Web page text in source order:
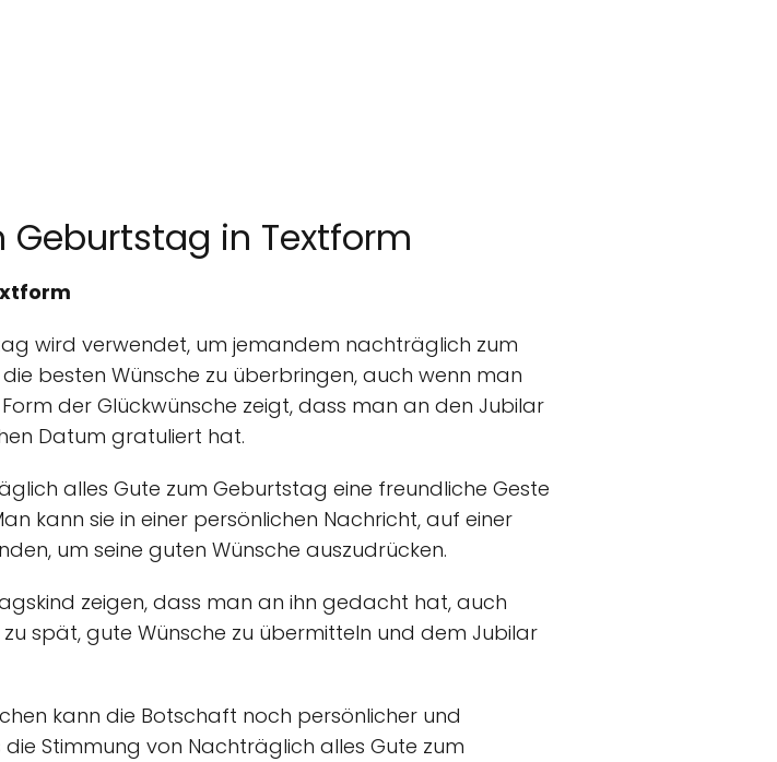
in Textform
wird verwendet, um jemandem nachträglich zum
besten Wünsche zu überbringen, auch wenn man
der Glückwünsche zeigt, dass man an den Jubilar
Datum gratuliert hat.
alles Gute zum Geburtstag eine freundliche Geste
kann sie in einer persönlichen Nachricht, auf einer
um seine guten Wünsche auszudrücken.
zeigen, dass man an ihn gedacht hat, auch
spät, gute Wünsche zu übermitteln und dem Jubilar
kann die Botschaft noch persönlicher und
Stimmung von Nachträglich alles Gute zum